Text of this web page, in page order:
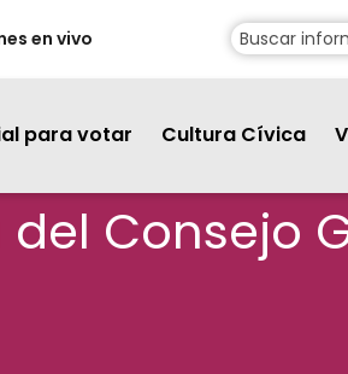
en vivo
para votar Cultura Cívica
Consejo